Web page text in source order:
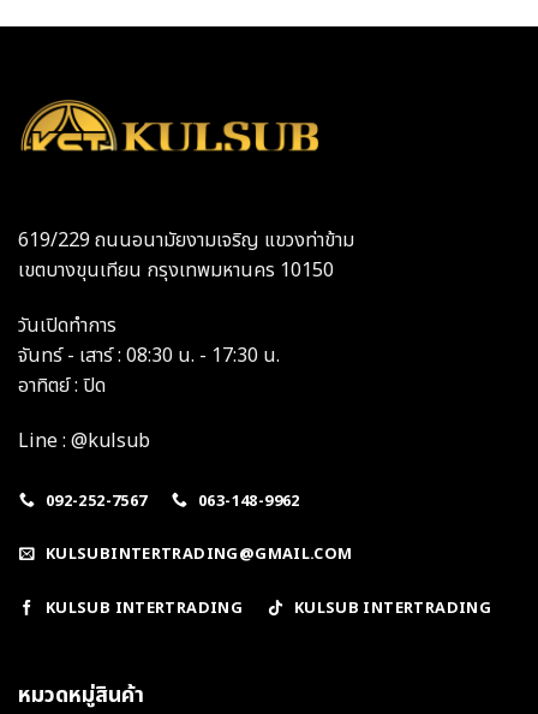
619/229 ถนนอนามัยงามเจริญ แขวงท่าข้าม
เขตบางขุนเทียน กรุงเทพมหานคร 10150
วันเปิดทำการ
จันทร์ - เสาร์ : 08:30 น. - 17:30 น.
อาทิตย์ : ปิด
Line : @kulsub
092-252-7567 063-148-9962
KULSUBINTERTRADING@GMAIL.COM
KULSUB INTERTRADING KULSUB INTERTRADING
หมวดหมู่สินค้า